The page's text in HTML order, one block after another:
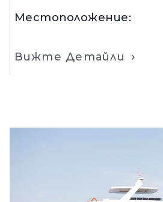
Местоположение:
Вижте Детайли